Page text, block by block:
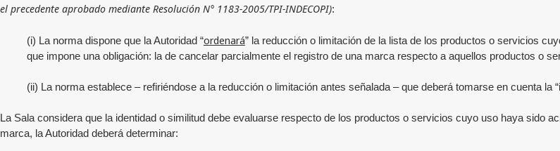
el precedente aprobado mediante Resolución N° 1183-2005/TPI-INDECOPI):
(i) La norma dispone que la Autoridad “ordenará” la reducción o limitación de la lista de los productos o servicios
que impone una obligación: la de cancelar parcialmente el registro de una marca respecto a aquellos productos o
(ii) La norma establece – refiriéndose a la reducción o limitación antes señalada – que deberá tomarse en cuenta la
La Sala considera que la identidad o similitud debe evaluarse respecto de los productos o servicios cuyo uso haya sido
marca, la Autoridad deberá determinar: